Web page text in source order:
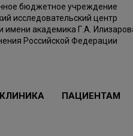
бюджетное учреждение
исследовательский центр
имени академика Г.А.
Российской Федерации
КЛИНИКА ПАЦИЕНТАМ